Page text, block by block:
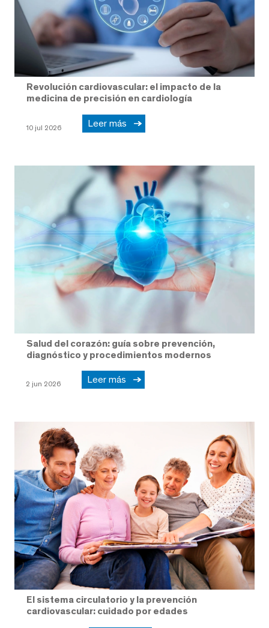
Revolución cardiovascular: el impacto de la
medicina de precisión en cardiología
10 jul 2026 Leer más
Salud del corazón: guía sobre prevención,
diagnóstico y procedimientos modernos
2 jun 2026 Leer más
El sistema circulatorio y la prevención
cardiovascular: cuidado por edades